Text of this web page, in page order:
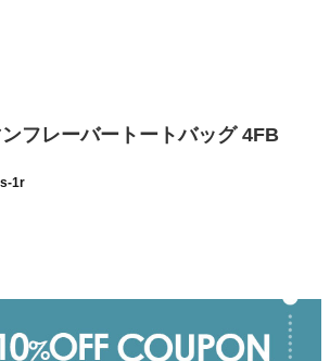
フレーバートートバッグ 4FB
1r